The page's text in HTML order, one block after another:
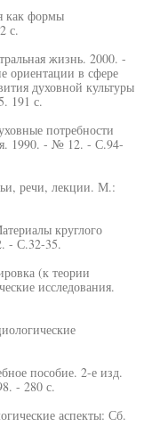
как формы
с.
жизнь. 2000. -
ориентации в сфере
духовной культуры
191 с.
потребности
1990. - № 12. - С.94-
речи, лекции. М.:
круглого
- С.32-35.
(к теории
исследования.
пособие. 2-е изд.
- 280 с.
аспекты: Сб.